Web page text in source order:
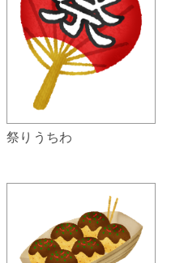
祭りうちわ